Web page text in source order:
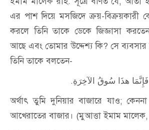
এর পাশ দিয়ে মসজিদে ক্রয়-বিক্রয়কারী
করলে তিনি তাকে ডেকে জিজ্ঞাসা
আছে এবং তোমার উদ্দেশ্য কি? সে ব্যবসার
তিনি তাকে বলতেন-
هذَا سُوقُ الآخِرَةِ.
অর্থাৎ তুমি দুনিয়ার বাজারে যাও;
আখেরাতের বাজার। (মুআত্তা ইমাম